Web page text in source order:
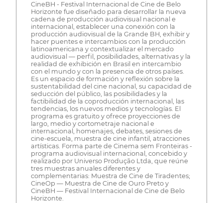
CineBH - Festival Internacional de Cine de Belo
Horizonte fue diseñado para desarrollar la nueva
cadena de producción audiovisual nacional e
internacional, establecer una conexión con la
producción audiovisual de la Grande BH, exhibir y
hacer puentes e intercambios con la producción
latinoamericana y contextualizar el mercado
audiovisual — perfil, posibilidades, alternativas y la
realidad de exhibición en Brasil en intercambio
con el mundo y con la presencia de otros países.
Es un espacio de formación y reflexión sobre la
sustentabilidad del cine nacional, su capacidad de
seducción del público, las posibilidades y la
factibilidad de la coproducción internacional, las
tendencias, los nuevos medios y tecnologías. El
programa es gratuito y ofrece proyecciones de
largo, medio y cortometraje nacional e
internacional, homenajes, debates, sesiones de
cine-escuela, muestra de cine infantil, atracciones
artísticas. Forma parte de Cinema sem Fronteiras -
programa audiovisual internacional, concebido y
realizado por Universo Produção Ltda, que reúne
tres muestras anuales diferentes y
complementarias: Muestra de Cine de Tiradentes;
CineOp — Muestra de Cine de Ouro Preto y
CineBH — Festival Internacional de Cine de Belo
Horizonte.